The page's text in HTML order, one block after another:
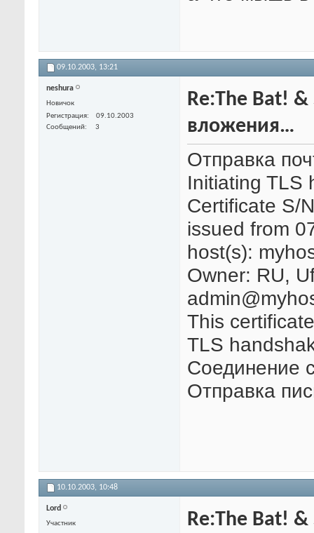
09.10.2003, 13:21
neshura
Новичок
Регистрация
09.10.2003
Сообщений
3
Re:The Bat!
вложения…
Отправка
Initiating TLS
Certificate S/
issued from
host(s):
Owner: RU,
This
TLS
Соединение
Отправка
10.10.2003, 10:48
Lord
Участник
Re:The Bat!